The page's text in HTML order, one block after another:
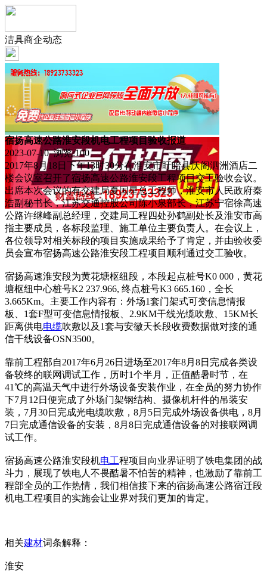
洁具商企动态
宿扬高速公路淮安段机电工程项目验收报道
2023-07-10 浏览:100
2017年8月18日下午13时30分在淮安市盱眙县沃阁泗洲酒店二
楼会议室召开了宿扬高速公路淮安段工程项目交工验收会议。
出席本次会议的有交建局夏国星总工程师，淮安市人民政府秦
浩副秘书长，江苏交通控股公司陈小泉部长，江苏宁宿徐高速
公路许继峰副总经理，交建局工程四处孙鹤副处长及淮安市高
指主要成员，各标段监理、施工单位主要负责人。在会议上，
各位领导对相关标段的项目实施成果给予了肯定，并由验收委
员会宣布宿扬高速公路淮安段工程项目顺利通过交工验收。
宿扬高速淮安段为黄花塘枢纽段，本段起点桩号K0 000，黄花
塘枢纽中心桩号K2 237.966, 终点桩号K3 665.160，全长
3.665Km。主要工作内容有：外场1套门架式可变信息情报
板、1套F型可变信息情报板、2.9KM干线光缆吹敷、15KM长
距离供电电缆吹敷以及1套与安徽天长段收费数据做对接的通
信干线设备OSN3500。
靠前工程部自2017年6月26日进场至2017年8月8日完成各类设
备较终的联网调试工作，历时1个半月，正值酷暑时节，在
41℃的高温天气中进行外场设备安装作业，在全员的努力协作
下7月12日便完成了外场门架钢结构、摄像机杆件的吊装安
装，7月30日完成光电缆吹敷，8月5日完成外场设备供电，8月
7日完成通信设备的安装，8月8日完成通信设备的对接联网调
试工作。
宿扬高速公路淮安段机电工程项目向业界证明了铁电集团的战
斗力，展现了铁电人不畏酷暑不怕苦的精神，也激励了靠前工
程部全员的工作热情，我们相信接下来的宿扬高速公路宿迁段
机电工程项目的实施会让业界对我们更加的肯定。
相关建材词条解释：
淮安